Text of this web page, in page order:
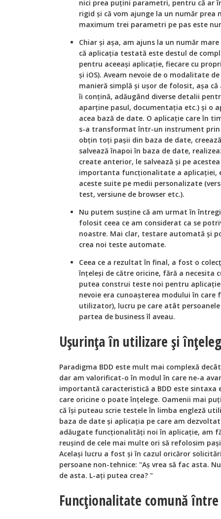
nici prea puțini parametri, pentru că ar
rigid și că vom ajunge la un număr prea
maximum trei parametri pe pas este
Chiar și așa, am ajuns la un număr
că aplicația testată este destul de
pentru aceeași aplicație, fiecare cu
și iOS). Aveam nevoie de o modalitate
manieră simplă și ușor de folosit, așa
îi conțină, adăugând diverse detalii
aparține pasul, documentația etc.) și o
acea bază de date. O aplicație care în
s-a transformat într-un instrument
obțin toți pașii din baza de date,
salvează înapoi în baza de date,
create anterior, le salvează și pe
importanta funcționalitate a aplicației,
aceste suite pe medii personalizate
test, versiune de browser etc.).
Nu putem susține că am urmat în
folosit ceea ce am considerat ca se
noastre. Mai clar, testare automată și
crea noi teste automate.
Ceea ce a rezultat în final, a fost o
înțeleși de către oricine, fără a necesita
putea construi teste noi pentru
nevoie era cunoașterea modului în
utilizator), lucru pe care atât
partea de business îl aveau.
Ușurința în utilizare și
Paradigma BDD este mult mai complexă
dar am valorificat-o în modul în care ne-a
importantă caracteristică a BDD este sintaxa
care oricine o poate înțelege. Oamenii mai
că își puteau scrie testele în limba engleză
baza de date și aplicația pe care am
adăugate funcționalități noi în aplicație, am
reușind de cele mai multe ori să refolosim
Același lucru a fost și în cazul oricăror
persoane non-tehnice: "Aș vrea să fac asta.
de asta. L-ați putea crea? "
Funcționalitate comună